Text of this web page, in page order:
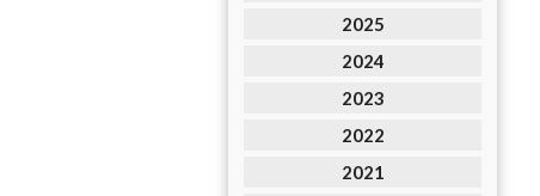
2025
2024
2023
2022
2021